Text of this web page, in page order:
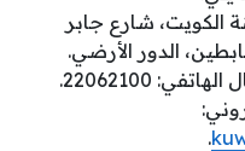
الكويت، شارع جابر
الدور الأرضي.
22062100.
.